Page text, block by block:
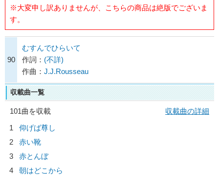
※大変申し訳ありませんが、こちらの商品は絶版でございま
す。
90
むすんでひらいて
作詞： (不詳)
作曲： J.J.Rousseau
収載曲一覧
101曲を収載
収載曲の詳細
1
仰げば尊し
2
赤い靴
3
赤とんぼ
4
朝はどこから